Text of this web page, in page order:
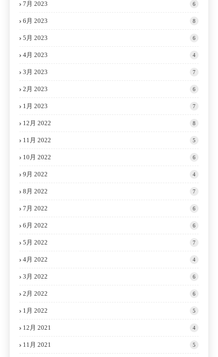
7月 2023 6
6月 2023 8
5月 2023 6
4月 2023 4
3月 2023 7
2月 2023 6
1月 2023 7
12月 2022 8
11月 2022 5
10月 2022 6
9月 2022 4
8月 2022 7
7月 2022 6
6月 2022 6
5月 2022 7
4月 2022 4
3月 2022 6
2月 2022 6
1月 2022 5
12月 2021 4
11月 2021 5